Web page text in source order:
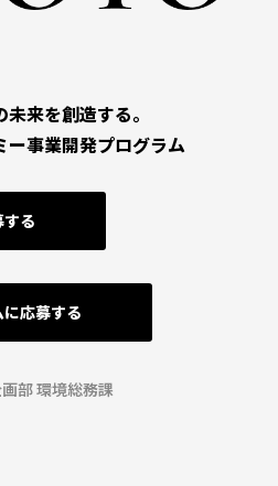
来を創造する。
ー事業開発プログラム
る
応募する
部 環境総務課